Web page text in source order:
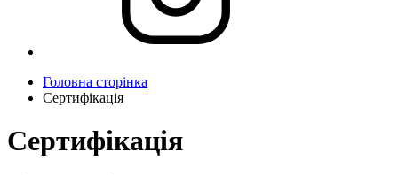
Головна сторінка
Сертифікація
Сертифікація